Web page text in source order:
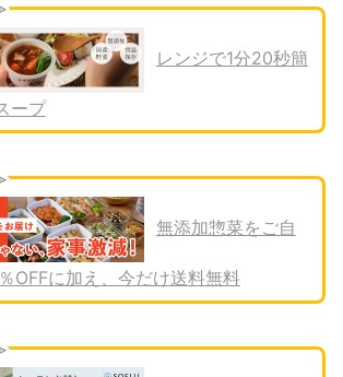
レンジで1分20秒簡
ープ
無添加惣菜をご自
OFFに加え、今だけ送料無料